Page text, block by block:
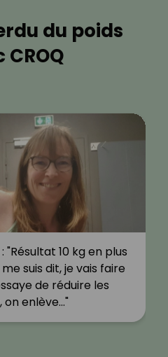
du poids
CROQ
"Résultat 10 kg en plus
suis dit, je vais faire
de réduire les
on enlève…"